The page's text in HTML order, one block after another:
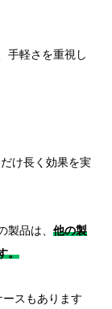
手軽さを重視し
け長く効果を実
品は、 他の製
。
スもあります